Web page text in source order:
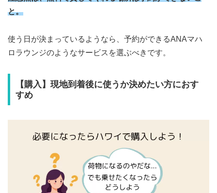
と。
使う日が決まっているようなら、予約ができるANAマハ
ロラウンジのようなサービスを選ぶべきです。
【購入】現地到着後に使うか決めたい方におす
すめ